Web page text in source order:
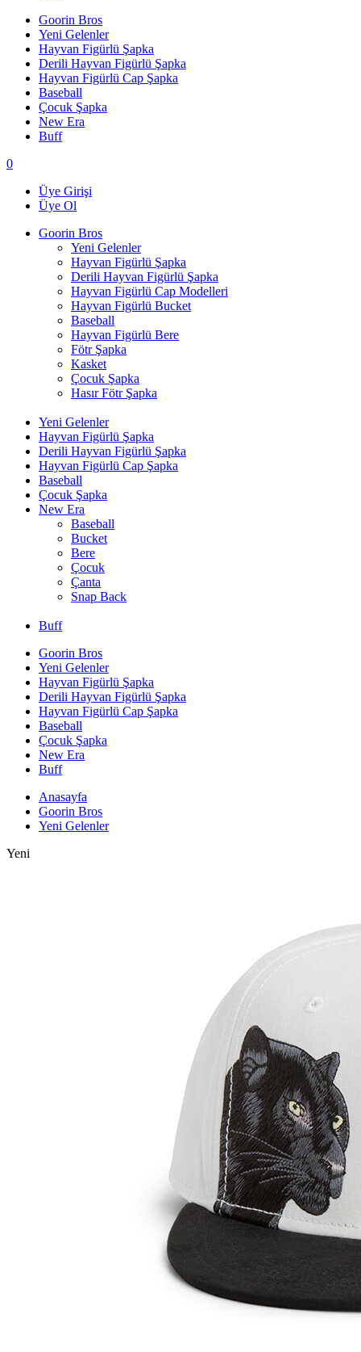
Goorin Bros
Yeni Gelenler
Hayvan Figürlü Şapka
Derili Hayvan Figürlü Şapka
Hayvan Figürlü Cap Şapka
Baseball
Çocuk Şapka
New Era
Buff
0
Üye Girişi
Üye Ol
Goorin Bros
Yeni Gelenler
Hayvan Figürlü Şapka
Derili Hayvan Figürlü Şapka
Hayvan Figürlü Cap Modelleri
Hayvan Figürlü Bucket
Baseball
Hayvan Figürlü Bere
Fötr Şapka
Kasket
Çocuk Şapka
Hasır Fötr Şapka
Yeni Gelenler
Hayvan Figürlü Şapka
Derili Hayvan Figürlü Şapka
Hayvan Figürlü Cap Şapka
Baseball
Çocuk Şapka
New Era
Baseball
Bucket
Bere
Çocuk
Çanta
Snap Back
Buff
Goorin Bros
Yeni Gelenler
Hayvan Figürlü Şapka
Derili Hayvan Figürlü Şapka
Hayvan Figürlü Cap Şapka
Baseball
Çocuk Şapka
New Era
Buff
Anasayfa
Goorin Bros
Yeni Gelenler
Yeni